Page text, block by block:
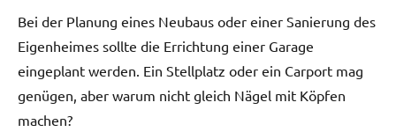
2019
Bei der Planung eines Neubaus oder einer Sanierung des
Eigenheimes sollte die Errichtung einer Garage
eingeplant werden. Ein Stellplatz oder ein Carport mag
genügen, aber warum nicht gleich Nägel mit Köpfen
machen?